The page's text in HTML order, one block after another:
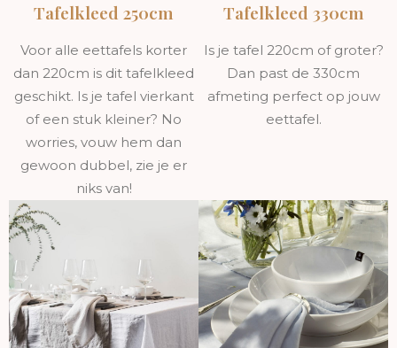
Tafelkleed 250cm
Voor alle eettafels korter
dan 220cm is dit tafelkleed
geschikt. Is je tafel vierkant
of een stuk kleiner? No
worries, vouw hem dan
gewoon dubbel, zie je er
niks van!
Tafelkleed 330cm
Is je tafel 220cm of groter?
Dan past de 330cm
afmeting perfect op jouw
eettafel.